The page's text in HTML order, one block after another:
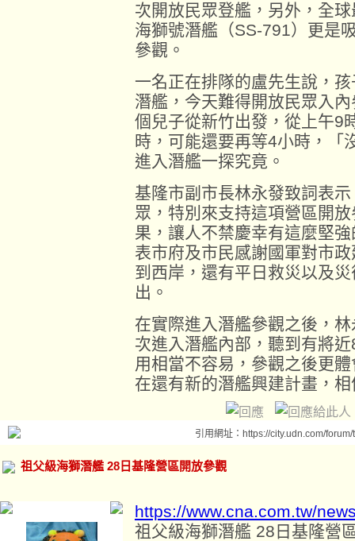
次開放民眾登艦，另外，全
海獅號潛艦（SS-791）更是
參觀。
一名正在排隊的盧先生說，
潛艦，今天難得開放民眾入
個兒子從新竹出發，從上午9
時，可能還要再等4小時，「
進入潛艦一探究竟。
基隆市副市長林永發致詞表
眾，特別來支持這項營區開
果，讓人不禁慶幸有這麼堅
表市府及市民感謝國軍對市
到西岸，還有平日救災以及
出。
在實際進入潛艦參觀之後，
次進入潛艦內部，聽到有將
用相當不容易，參觀之後更
在還有新的潛艦興建計畫，
引用網址：https://city.udn.com/
祖父級海獅潛艦 28日基隆營區開放參觀
https://www.cna.com.tw/
祖父級海獅潛艦 28日基隆營